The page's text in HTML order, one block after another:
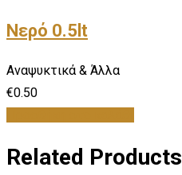
Νερό 0.5lt
Αναψυκτικά & Άλλα
€0.50
Related Products